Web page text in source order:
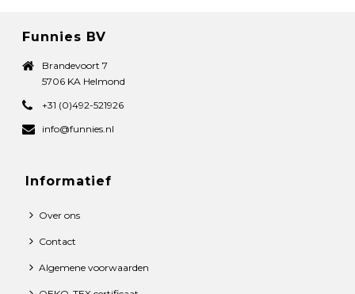
Funnies BV
Brandevoort 7
5706 KA Helmond
+31 (0)492-521926
info@funnies.nl
Informatief
Over ons
Contact
Algemene voorwaarden